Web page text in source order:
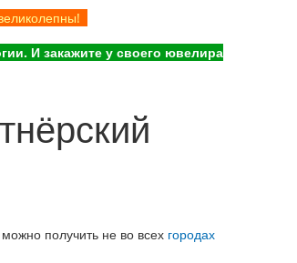
И закажите у своего ювелира
получить не во всех городах